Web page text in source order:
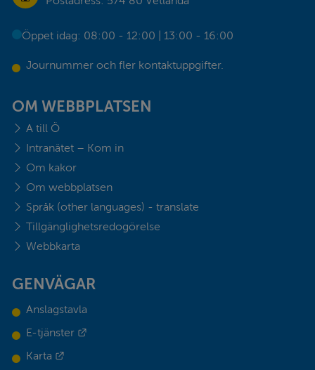
Öppet idag: 08:00 - 12:00 | 13:00 - 16:00
Journummer och fler kontaktuppgifter.
OM WEBBPLATSEN
A till Ö
Intranätet – Kom in
Om kakor
Om webbplatsen
Språk (other languages) - translate
Tillgänglighetsredogörelse
Webbkarta
GENVÄGAR
Anslagstavla
E-tjänster
Karta